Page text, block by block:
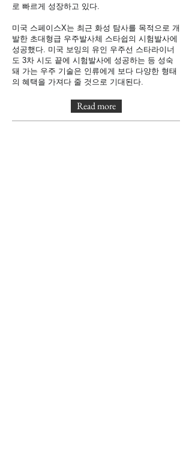
로 빠르게 성장하고 있다.
미국 스페이스X는 최근 화성 탐사를 목적으로 개
발한 초대형급 우주발사체 스타쉽의 시험발사에
성공했다. 미국 보잉의 유인 우주선 스타라이너
도 3차 시도 끝에 시험발사에 성공하는 등 성숙
돼 가는 우주 기술은 인류에게 보다 다양한 형태
의 혜택을 가져다 줄 것으로 기대된다.
Read more